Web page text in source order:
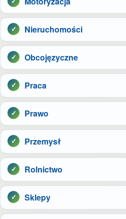
Nieruchomości
Obcojęzyczne
Praca
Prawo
Przemysł
Rolnictwo
Sklepy